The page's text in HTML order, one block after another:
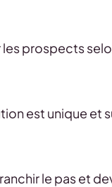
prospects
est unique et
le pas et